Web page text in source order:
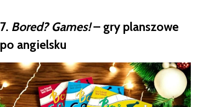
7. Bored? Games!– gry planszowe
po angielsku